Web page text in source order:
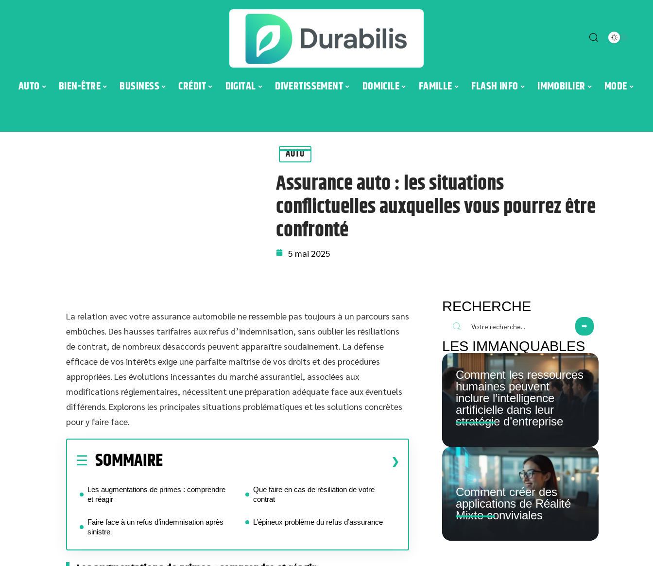
AUTO BIEN-ÊTRE BUSINESS CRÉDIT DIGITAL DIVERTISSEMENT DOMICILE FAMILLE FLASH INFO IMMOBILIER MODE
AUTO
Assurance auto : les situations
conflictuelles auxquelles vous pourrez être
confronté
5 mai 2025
La relation avec votre assurance automobile ne ressemble pas toujours à un parcours sans
embûches. Des hausses tarifaires aux refus d’indemnisation, sans oublier les résiliations
de contrat, de nombreux désaccords peuvent apparaître soudainement. La défense
efficace de vos intérêts exige une parfaite maîtrise de vos droits et des procédures
appropriées. Les évolutions incessantes du marché assurantiel, associées aux
modifications réglementaires, nécessitent une préparation adéquate face aux éventuels
différends. Explorons les principales situations problématiques et les solutions concrètes
pour y faire face.
SOMMAIRE
Les augmentations de primes : comprendre
et réagir
Faire face à un refus d’indemnisation après
sinistre
Que faire en cas de résiliation de votre
contrat
L’épineux problème du refus d’assurance
RECHERCHE
LES IMMANQUABLES
Comment les ressources
humaines peuvent
inclure l’intelligence
artificielle dans leur
stratégie d’entreprise
Comment créer des
applications de Réalité
Mixte conviviales